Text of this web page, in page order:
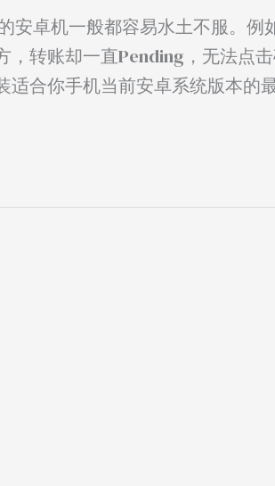
安卓机一般都容易水土不服。例
转账却一直Pending，无法点
合你手机当前安卓系统版本的